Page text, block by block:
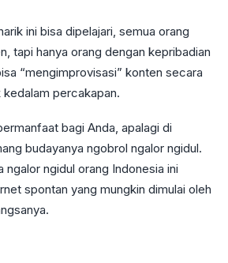
ini bisa dipelajari, semua orang
tapi hanya orang dengan kepribadian
“mengimprovisasi” konten secara
kedalam percakapan.
bagi Anda, apalagi di
budayanya ngobrol ngalor ngidul.
ngalor ngidul orang Indonesia ini
spontan yang mungkin dimulai oleh